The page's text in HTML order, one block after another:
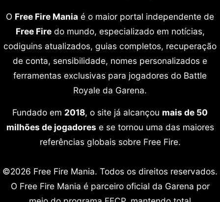
O Free Fire Mania é o maior portal independente de
Free Firedo mundo, especializado em notícias,
codiguins atualizados, guias completos, recuperação
de conta, sensibilidade, nomes personalizados e
ferramentas exclusivas para jogadores do Battle
Royale da Garena.
Fundado em 2018, o site já alcançou mais de 50
milhões de jogadores e se tornou uma das maiores
referências globais sobre Free Fire.
©2026 Free Fire Mania. Todos os direitos reservados.
O Free Fire Mania é parceiro oficial da Garena por